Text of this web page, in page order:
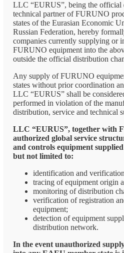
LLC “EURUS”, being the official
technical partner of FURUNO
states of the Eurasian Economic
Russian Federation, hereby
companies currently supplying or
FURUNO equipment into the
outside the official distribution
Any supply of FURUNO
states without prior coordination
LLC “EURUS” shall be
performed in violation of the
distribution, service and technical
LLC “EURUS”, together with
authorized global service
and controls equipment
but not limited to:
identification and
tracing of equipment origin
monitoring of distribution
verification of registration
equipment;
detection of equipment
distribution network.
In the event unauthorized